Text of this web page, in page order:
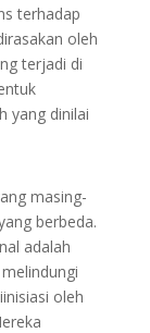
terhadap
oleh
terjadi di
yang dinilai
masing-
berbeda.
adalah
oleh